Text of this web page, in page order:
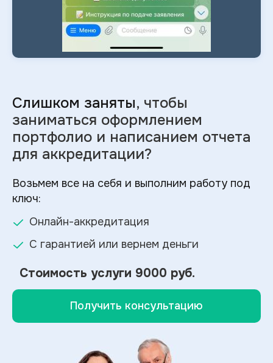
Слишком заняты, чтобы
заниматься оформлением
портфолио и написанием отчета
для аккредитации?
Возьмем все на себя и выполним работу под
ключ:
Онлайн-аккредитация
С гарантией или вернем деньги
Стоимость услуги 9000 руб.
Получить консультацию